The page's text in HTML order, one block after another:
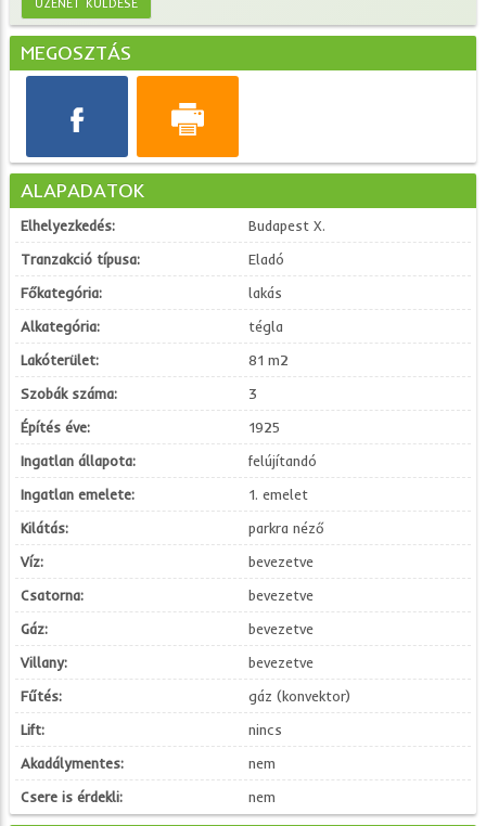
MEGOSZTÁS
ALAPADATOK
Elhelyezkedés:
Budapest X.
Tranzakció típusa:
Eladó
Főkategória:
lakás
Alkategória:
tégla
Lakóterület:
81 m2
Szobák száma:
3
Építés éve:
1925
Ingatlan állapota:
felújítandó
Ingatlan emelete:
1. emelet
Kilátás:
parkra néző
Víz:
bevezetve
Csatorna:
bevezetve
Gáz:
bevezetve
Villany:
bevezetve
Fűtés:
gáz (konvektor)
Lift:
nincs
Akadálymentes:
nem
Csere is érdekli:
nem